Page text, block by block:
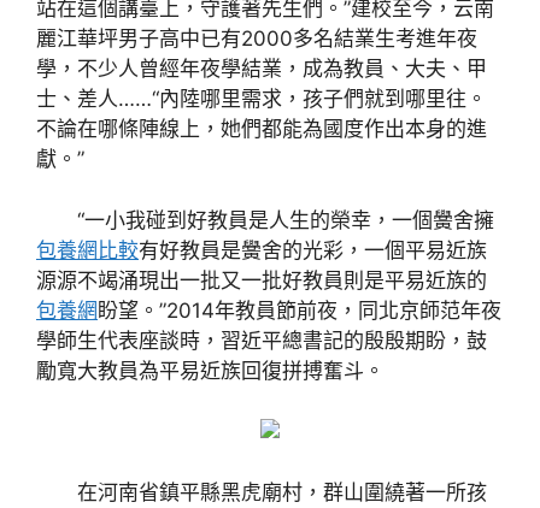
站在這個講臺上，守護著先生們。”建校至今，云南
麗江華坪男子高中已有2000多名結業生考進年夜
學，不少人曾經年夜學結業，成為教員、大夫、甲
士、差人……“內陸哪里需求，孩子們就到哪里往。
不論在哪條陣線上，她們都能為國度作出本身的進
獻。”
“一小我碰到好教員是人生的榮幸，一個黌舍擁
包養網比較有好教員是黌舍的光彩，一個平易近族
源源不竭涌現出一批又一批好教員則是平易近族的
包養網 盼望。”2014年教員節前夜，同北京師范年夜
學師生代表座談時，習近平總書記的殷殷期盼，鼓
勵寬大教員為平易近族回復拼搏奮斗。
在河南省鎮平縣黑虎廟村，群山圍繞著一所孩